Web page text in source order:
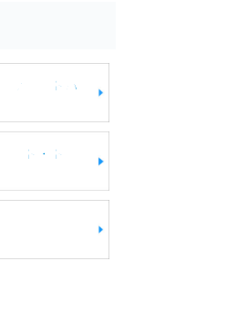
ウェイトパ
ット・トレ